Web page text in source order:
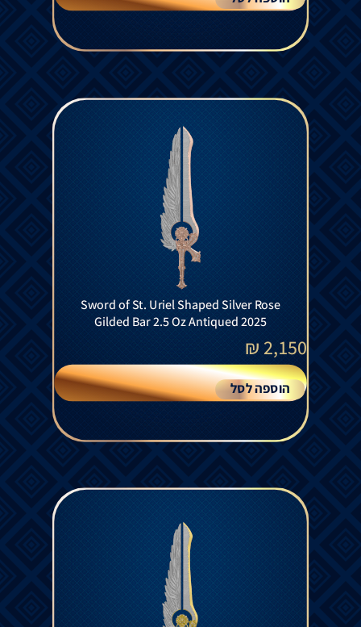
Sword of St. Uriel Shaped Silver Rose
Gilded Bar 2.5 Oz Antiqued 2025
2,150
₪
הוספה לסל